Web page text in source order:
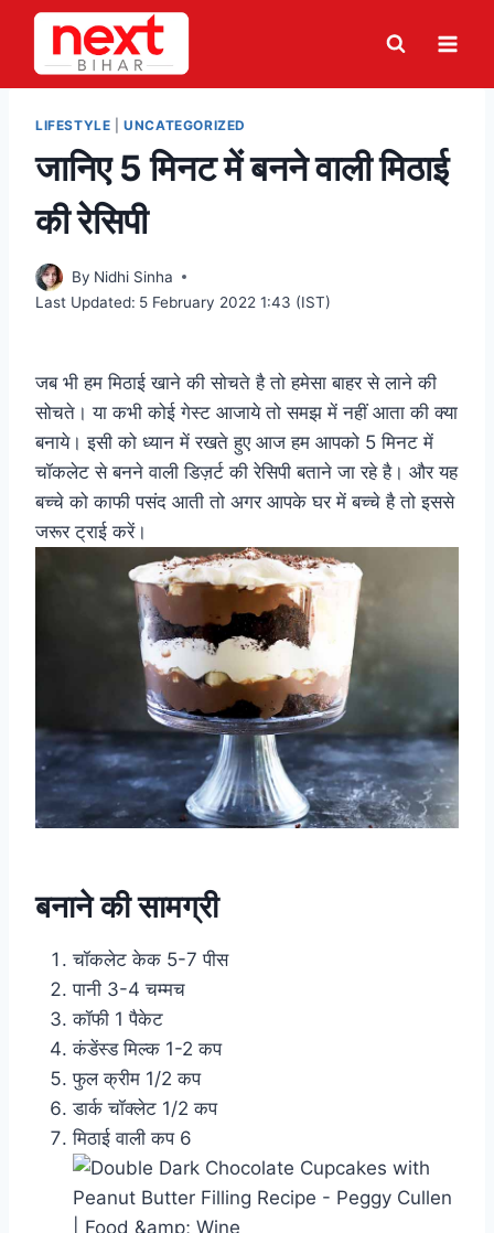
Skip
content
LIFESTYLE |UNCATEGORIZED
जानिए 5 मिनट में बनने वाली मिठाई
की रेसिपी
By Nidhi Sinha
Last Updated: 5 February 2022 1:43 (IST)
जब भी हम मिठाई खाने की सोचते है तो हमेसा बाहर से लाने की
सोचते। या कभी कोई गेस्ट आजाये तो समझ में नहीं आता की क्या
बनाये। इसी को ध्यान में रखते हुए आज हम आपको 5 मिनट में
चॉकलेट से बनने वाली डिज़र्ट की रेसिपी बताने जा रहे है। और यह
बच्चे को काफी पसंद आती तो अगर आपके घर में बच्चे है तो इससे
जरूर ट्राई करें।
बनाने की सामग्री
चॉकलेट केक 5-7 पीस
पानी 3-4 चम्मच
कॉफी 1 पैकेट
कंडेंस्ड मिल्क 1-2 कप
फुल क्रीम 1/2 कप
डार्क चॉक्लेट 1/2 कप
मिठाई वाली कप 6